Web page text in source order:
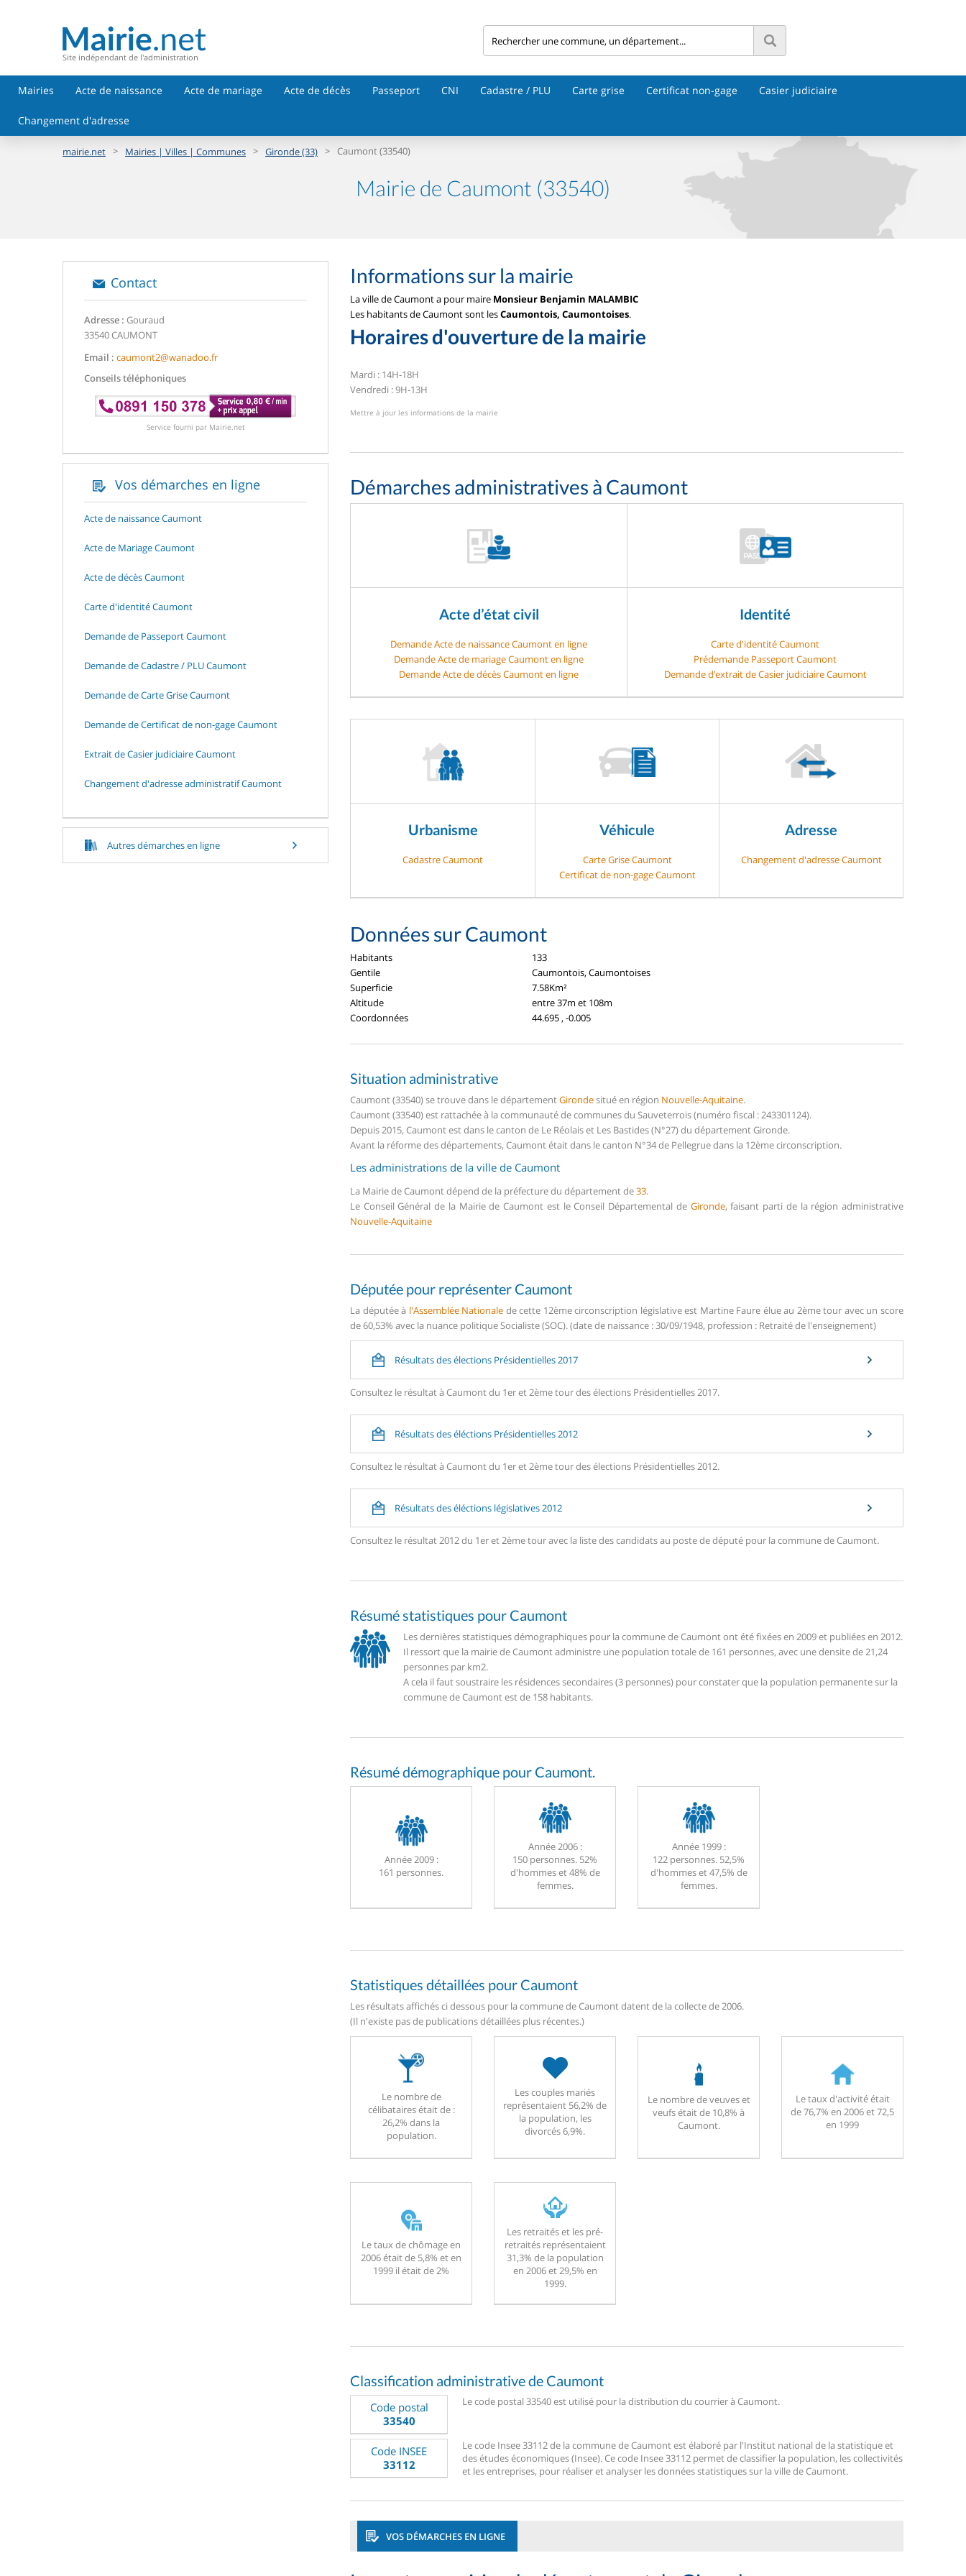
Site indépendant de l'administration
Mairies Acte de naissance Acte de mariage Acte de décès Passeport CNI Cadastre / PLU Carte grise Certificat non-gage Casier judiciaire
Changement d'adresse
mairie.net > Mairies | Villes | Communes > Gironde (33) > Caumont (33540)
Mairie de Caumont (33540)
Contact
Adresse : Gouraud
33540 CAUMONT
Email : caumont2@wanadoo.fr
Conseils téléphoniques
Service fourni par Mairie.net
Vos démarches en ligne
Acte de naissance Caumont
Acte de Mariage Caumont
Acte de décès Caumont
Carte d'identité Caumont
Demande de Passeport Caumont
Demande de Cadastre / PLU Caumont
Demande de Carte Grise Caumont
Demande de Certificat de non-gage Caumont
Extrait de Casier judiciaire Caumont
Changement d'adresse administratif Caumont
Autres démarches en ligne
Informations sur la mairie
La ville de Caumont a pour maire Monsieur Benjamin MALAMBIC
Les habitants de Caumont sont lesCaumontois, Caumontoises.
Horaires d'ouverture de la mairie
Mardi : 14H-18H
Vendredi : 9H-13H
Mettre à jour les informations de la mairie
Démarches administratives à Caumont
Acte d’état civil
Demande Acte de naissance Caumont en ligne
Demande Acte de mariage Caumont en ligne
Demande Acte de décès Caumont en ligne
Identité
Carte d'identité Caumont
Prédemande Passeport Caumont
Demande d’extrait de Casier judiciaire Caumont
Urbanisme
Cadastre Caumont
Véhicule
Carte Grise Caumont
Certificat de non-gage Caumont
Adresse
Changement d'adresse Caumont
Données sur Caumont
Habitants
133
Gentile
Caumontois, Caumontoises
Superficie
7.58Km²
Altitude
entre 37m et 108m
Coordonnées
44.695 , -0.005
Situation administrative
Caumont (33540) se trouve dans le départementGirondesitué en région Nouvelle-Aquitaine.
Caumont (33540) est rattachée à la communauté de communes du Sauveterrois (numéro fiscal : 243301124).
Depuis 2015, Caumont est dans le canton de Le Réolais et Les Bastides (N°27) du département Gironde.
Avant la réforme des départements, Caumont était dans le canton N°34 de Pellegrue dans la 12ème circonscription.
Les administrations de la ville de Caumont
La Mairie de Caumont dépend de la préfecture du département de33.
Le Conseil Général de la Mairie de Caumont est le Conseil Départemental de Gironde, faisant parti de la région administrative
Nouvelle-Aquitaine
Députée pour représenter Caumont
La députée à l'Assemblée Nationale de cette 12ème circonscription législative est Martine Faure élue au 2ème tour avec un score
de 60,53% avec la nuance politique Socialiste (SOC). (date de naissance : 30/09/1948, profession : Retraité de l'enseignement)
Résultats des élections Présidentielles 2017
Consultez le résultat à Caumont du 1er et 2ème tour des élections Présidentielles 2017.
Résultats des éléctions Présidentielles 2012
Consultez le résultat à Caumont du 1er et 2ème tour des élections Présidentielles 2012.
Résultats des éléctions législatives 2012
Consultez le résultat 2012 du 1er et 2ème tour avec la liste des candidats au poste de député pour la commune de Caumont.
Résumé statistiques pour Caumont
Les dernières statistiques démographiques pour la commune de Caumont ont été fixées en 2009 et publiées en 2012.
Il ressort que la mairie de Caumont administre une population totale de 161 personnes, avec une densite de 21,24
personnes par km2.
A cela il faut soustraire les résidences secondaires (3 personnes) pour constater que la population permanente sur la
commune de Caumont est de 158 habitants.
Résumé démographique pour Caumont.
Année 2009 :
161 personnes.
Année 2006 :
150 personnes. 52%
d'hommes et 48% de
femmes.
Année 1999 :
122 personnes. 52,5%
d'hommes et 47,5% de
femmes.
Statistiques détaillées pour Caumont
Les résultats affichés ci dessous pour la commune de Caumont datent de la collecte de 2006.
(Il n'existe pas de publications détaillées plus récentes.)
Le nombre de
célibataires était de :
26,2% dans la
population.
Les couples mariés
représentaient 56,2% de
la population, les
divorcés 6,9%.
Le nombre de veuves et
veufs était de 10,8% à
Caumont.
Le taux d'activité était
de 76,7% en 2006 et 72,5
en 1999
Le taux de chômage en
2006 était de 5,8% et en
1999 il était de 2%
Les retraités et les pré-
retraités représentaient
31,3% de la population
en 2006 et 29,5% en
1999.
Classification administrative de Caumont
Code postal
33540
Le code postal 33540 est utilisé pour la distribution du courrier à Caumont.
Code INSEE
33112
Le code Insee 33112 de la commune de Caumont est élaboré par l'Institut national de la statistique et
des études économiques (Insee). Ce code Insee 33112 permet de classifier la population, les collectivités
et les entreprises, pour réaliser et analyser les données statistiques sur la ville de Caumont.
VOS DÉMARCHES EN LIGNE